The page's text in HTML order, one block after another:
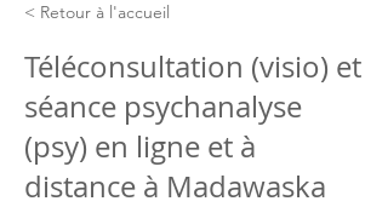
< Retour à l'accueil
Téléconsultation (visio) et
séance psychanalyse
(psy) en ligne et à
distance à Madawaska